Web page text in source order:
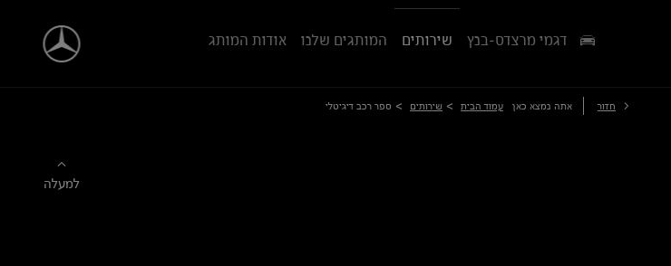
דגמי מרצדס-בנץ שירותים המותגים שלנו אודות המותג
חזור אתה נמצא כאן עמוד הבית > שירותים > ספר רכב דיגיטלי
למעלה